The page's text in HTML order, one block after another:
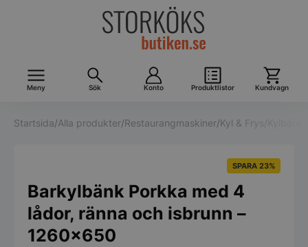
Meny Sök Konto Produktlistor Kundvagn
Startsida/Alla produkter/Restaurangmaskiner/Kyl & Frys /
SPARA 23%
Barkylbänk Porkka med 4
lådor, ränna och isbrunn –
1260×650